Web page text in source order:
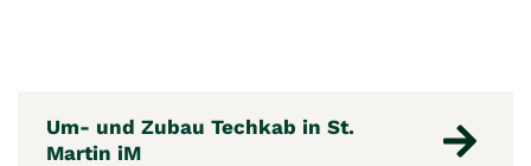
Um- und Zubau Techkab in St.
Martin iM